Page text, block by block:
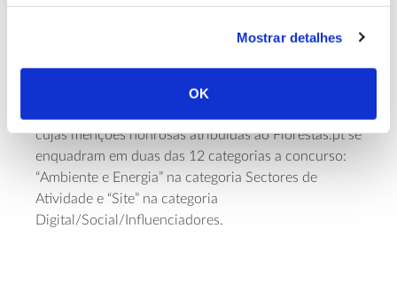
Mostrar detalhes
OK
uma via mais direta para dar a conhecer estudos,
cujas menções honrosas atribuídas ao Florestas.pt se
enquadram em duas das 12 categorias a concurso:
“Ambiente e Energia” na categoria Sectores de
Atividade e “Site” na categoria
Digital/Social/Influenciadores.